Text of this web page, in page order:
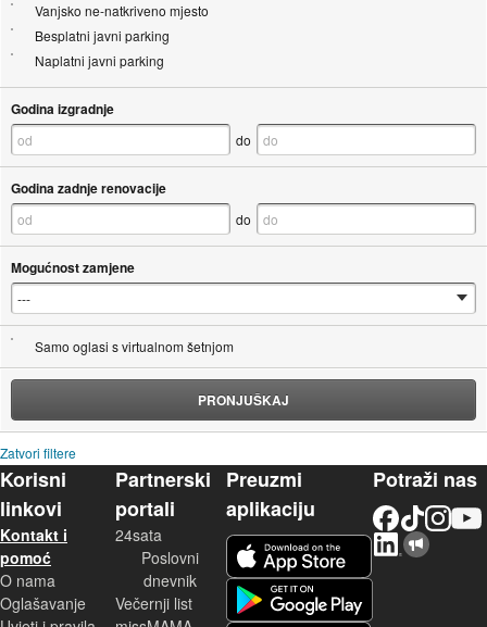
Vanjsko ne-natkriveno mjesto
Besplatni javni parking
Naplatni javni parking
Godina izgradnje
do
Godina zadnje renovacije
do
Mogućnost zamjene
Samo oglasi s virtualnom šetnjom
PRONJUŠKAJ
Zatvori filtere
Korisni
linkovi
Kontakt i
pomoć
O nama
Oglašavanje
Partnerski
portali
24sata
Poslovni
dnevnik
Večernji list
Preuzmi
aplikaciju
Potraži nas